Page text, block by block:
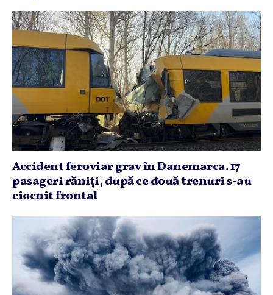
Accident feroviar grav în Danemarca. 17
pasageri răniţi, după ce două trenuri s-au
ciocnit frontal